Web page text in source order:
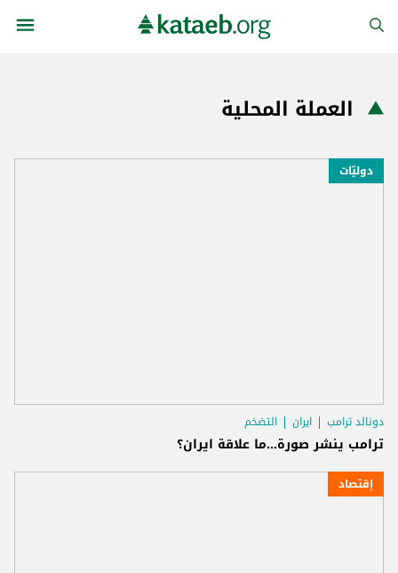
العملة المحلية
دوليّات
دونالد ترامب ايران التضخم
ترامب ينشر صورة...ما علاقة ايران؟
إقتصاد